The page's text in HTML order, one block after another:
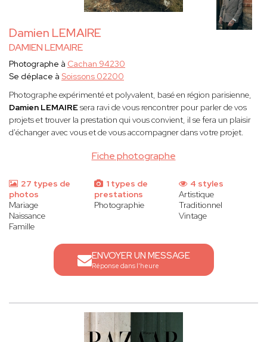
Damien LEMAIRE
DAMIEN LEMAIRE
Fiche photographe
Photographe à Cachan 94230
Se déplace à Soissons 02200
Photographe expérimenté et polyvalent, basé en région parisienne,
Damien LEMAIREsera ravi de vous rencontrer pour parler de vos
projets et trouver la prestation qui vous convient, il se fera un plaisir
d'échanger avec vous et de vous accompagner dans votre projet.
27 types de
photos
Mariage
Naissance
Famille
1 types de
prestations
Photographie
4 styles
Artistique
Traditionnel
Vintage
ENVOYER UN MESSAGE
Réponse dans l'heure